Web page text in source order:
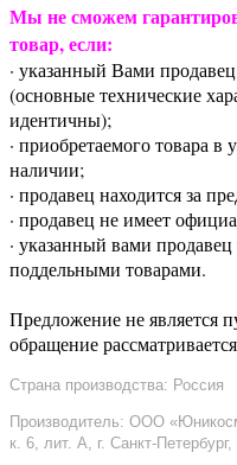
Мы не сможем
товар, если:
· указанный Вами
(основные технические
идентичны);
· приобретаемого товара
наличии;
· продавец находится за
· продавец не имеет
· указанный вами
поддельными товарами.
Предложение не является
обращение
Страна производства: Россия
Производитель: ООО
к. 6, лит. А, г. Санкт-